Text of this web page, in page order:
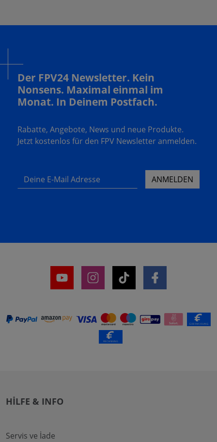
Der FPV24 Newsletter. Kein
Nonsens. Maximal einmal im
Monat. In Deinem Postfach.
Rabatte, Angebote, News und neue Produkte.
Jetzt kostenlos für den FPV Newsletter anmelden.
Deine E-Mail Adresse ANMELDEN
HILFE & INFO
Servis ve İade